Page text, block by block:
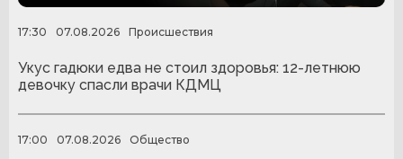
17:30 07.08.2026 Происшествия
Укус гадюки едва не стоил здоровья: 12-летнюю
девочку спасли врачи КДМЦ
17:00 07.08.2026 Общество